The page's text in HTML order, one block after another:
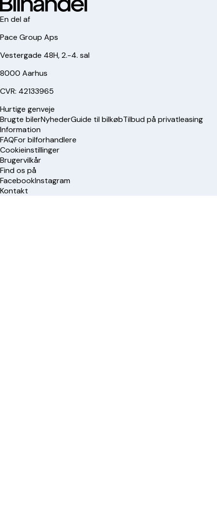
En del af
Pace Group Aps
Vestergade 48H, 2.-4. sal
8000 Aarhus
CVR: 42133965
Hurtige genveje
Brugte bilerNyhederGuide til bilkøbTilbud på privatleasing
Information
FAQFor bilforhandlere
Cookieinstillinger
Brugervilkår
Find os på
FacebookInstagram
Kontakt